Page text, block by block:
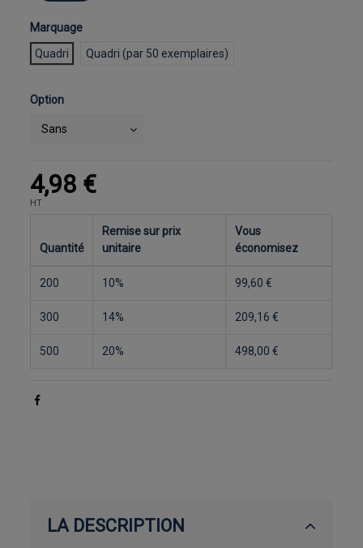
Marquage
Quadri
Quadri (par 50 exemplaires)
Option
4,98 €
HT
Quantité
Remise sur prix
unitaire
Vous
économisez
200 10% 99,60 €
300 14% 209,16 €
500 20% 498,00 €
LA DESCRIPTION